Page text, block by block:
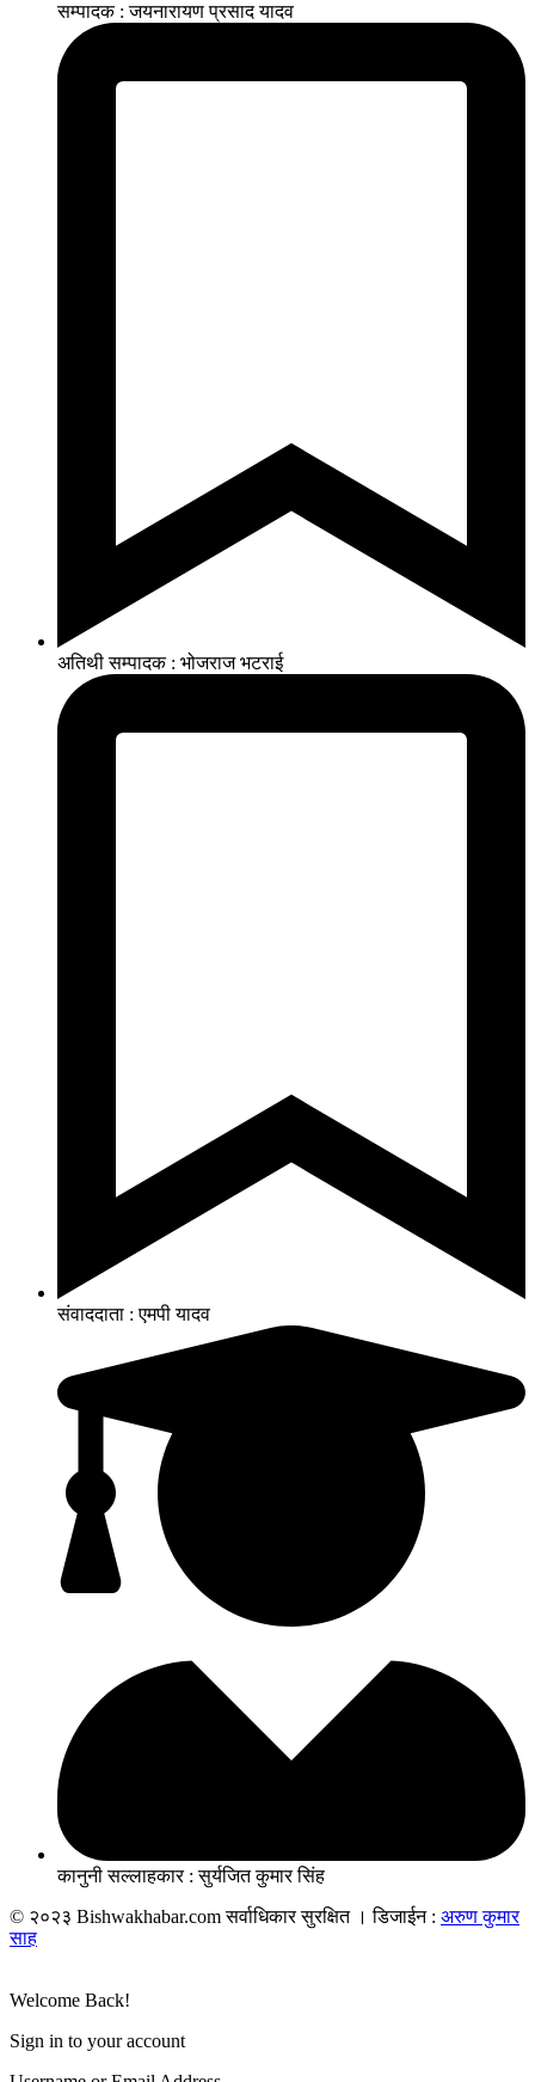
सम्पादक : जयनारायण प्रसाद यादव
अतिथी सम्पादक : भोजराज भटराई
संवाददाता : एमपी यादव
कानुनी सल्लाहकार : सुर्यजित कुमार सिंह
© २०२३ Bishwakhabar.com सर्वाधिकार सुरक्षित । डिजाईन : अरुण कुमार
साह
Welcome Back!
Sign in to your account